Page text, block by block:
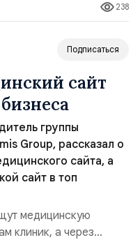
и доверие к сайту,
первую очередь
238
Подписаться
сайт
группы
Group, рассказал о
сайта, а
сайт в топ
медицинскую
клиник, а через